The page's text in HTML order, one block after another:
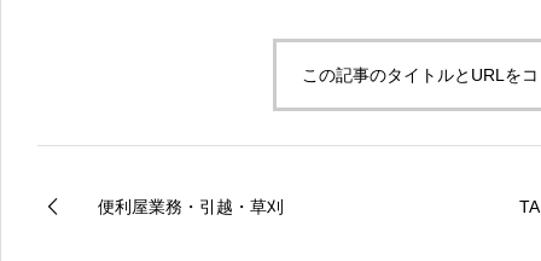
この記事のタイトルとURLを
便利屋業務・引越・草刈